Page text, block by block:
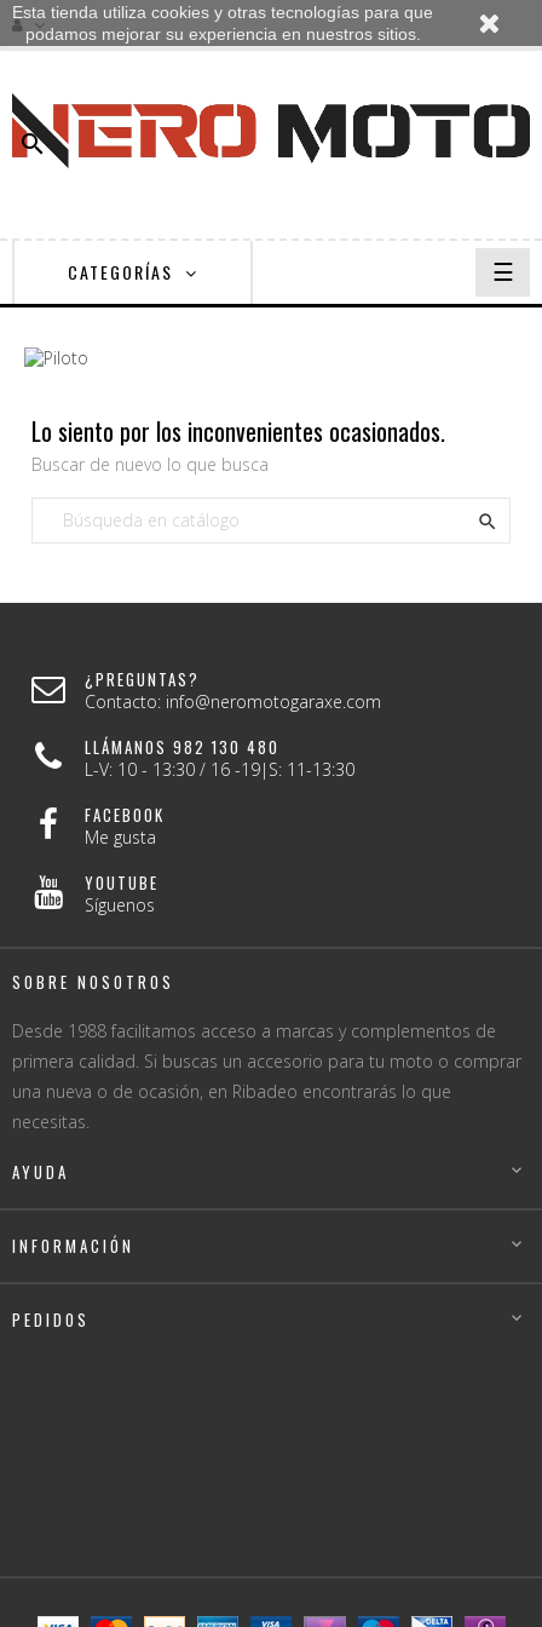

CATEGORÍAS
de
☰
Lo siento por los inconvenientes ocasionados.
Buscar de nuevo lo que busca

¿PREGUNTAS?
Contacto: info@neromotogaraxe.com
LLÁMANOS 982 130 480
L-V: 10 - 13:30 / 16 -19|S: 11-13:30
FACEBOOK
Me gusta
YOUTUBE
Síguenos
SOBRE NOSOTROS
Desde 1988 facilitamos acceso a marcas y complementos de
primera calidad. Si buscas un accesorio para tu moto o comprar
una nueva o de ocasión, en Ribadeo encontrarás lo que
necesitas.
AYUDA 
INFORMACIÓN 
PEDIDOS 
Esta tienda utiliza cookies y otras tecnologías para que
podamos mejorar su experiencia en nuestros sitios.